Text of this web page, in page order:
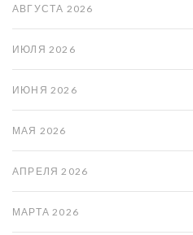
АВГУСТА 2026
ИЮЛЯ 2026
ИЮНЯ 2026
МАЯ 2026
АПРЕЛЯ 2026
МАРТА 2026